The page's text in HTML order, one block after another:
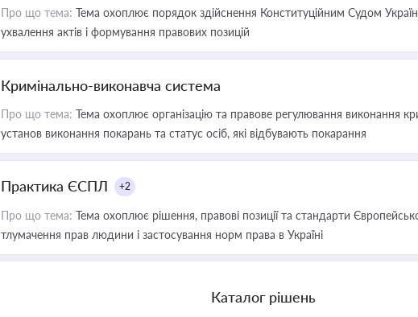
Про що тема: Тема охоплює порядок здійснення Конституційним Судом
ухвалення актів і формування правових позицій
Кримінально-виконавча система
Про що тема: Тема охоплює організацію та правове регулювання виконання
установ виконання покарань та статус осіб, які відбувають покарання
Практика ЄСПЛ +2
Про що тема: Тема охоплює рішення, правові позиції та стандарти
тлумачення прав людини і застосування норм права в Україні
Каталог рішень